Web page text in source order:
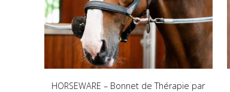
sur
la
page
du
produit
HORSEWARE – Bonnet de Thérapie par